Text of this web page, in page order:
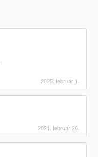
2025. február 1.
2021. február 26.